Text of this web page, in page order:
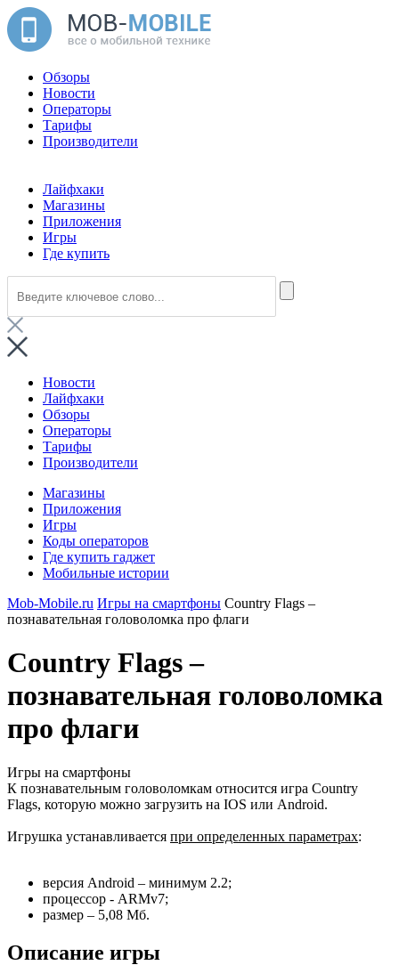
Обзоры
Новости
Операторы
Тарифы
Производители
Лайфхаки
Магазины
Приложения
Игры
Где купить
Новости
Лайфхаки
Обзоры
Операторы
Тарифы
Производители
Магазины
Приложения
Игры
Коды операторов
Где купить гаджет
Мобильные истории
Mob-Mobile.ru Игры на смартфоны Country Flags –
познавательная головоломка про флаги
Country Flags –
познавательная головоломка
про флаги
Игры на смартфоны
К познавательным головоломкам относится игра Country
Flags, которую можно загрузить на IOS или Android.
Игрушка устанавливается при определенных параметрах:
версия Android – минимум 2.2;
процессор - ARMv7;
размер – 5,08 Мб.
Описание игры